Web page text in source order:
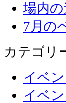
場内
7月の
カテゴリ
イベン
イベ